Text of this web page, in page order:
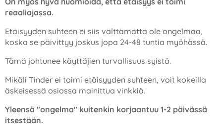
reaaliajassa.
Etäisyyden suhteen ei siis välttämättä ole ongelmaa,
koska se päivittyy joskus jopa 24-48 tuntia myöhässä.
Tämä johtunee käyttäjien turvallisuus syistä.
Mikäli Tinder ei toimi etäisyyden suhteen, voit kokeilla
äskeisessä osiossa mainittua vinkkiä.
Yleensä "ongelma" kuitenkin korjaantuu 1-2 päivässä
itsestään.